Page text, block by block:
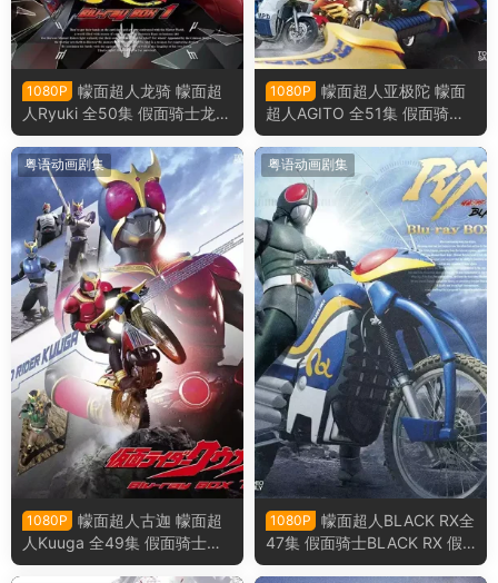
1080P
幪面超人龙骑 幪面超
人Ryuki 全50集 假面骑士龙骑
假面骑士Ryuki粤语版
1080P
幪面超人亚极陀 幪面
超人AGITO 全51集 假面骑士
亚极陀 假面骑士AGITO 粤语
版
粤语动画剧集
1080P
幪面超人古迦 幪面超
人Kuuga 全49集 假面骑士空
我 假面骑士Kugga粤语版
粤语动画剧集
1080P
幪面超人BLACK RX全
47集 假面骑士BLACK RX 假
面骑士暗日 RX粤语版